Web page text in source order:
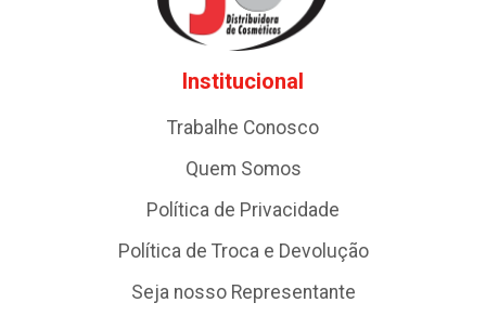
Institucional
Trabalhe Conosco
Quem Somos
Política de Privacidade
Política de Troca e Devolução
Seja nosso Representante